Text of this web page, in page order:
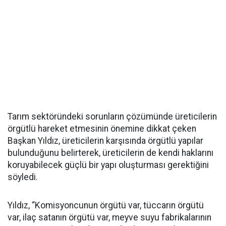
Tarım sektöründeki sorunların çözümünde üreticilerin
örgütlü hareket etmesinin önemine dikkat çeken
Başkan Yıldız, üreticilerin karşısında örgütlü yapılar
bulunduğunu belirterek, üreticilerin de kendi haklarını
koruyabilecek güçlü bir yapı oluşturması gerektiğini
söyledi.
Yıldız, “Komisyoncunun örgütü var, tüccarın örgütü
var, ilaç satanın örgütü var, meyve suyu fabrikalarının